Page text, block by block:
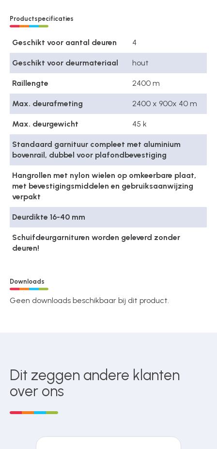
Productspecificaties
Geschikt voor aantal deuren 4
Geschikt voor deurmateriaal hout
Raillengte 2400 m
Max. deurafmeting 2400 x 900x 40 m
Max. deurgewicht 45 k
Standaard garnituur compleet met aluminium
bovenrail, dubbel voor plafondbevestiging
Hangrollen met nylon wielen op omkeerbare plaat,
met bevestigingsmiddelen en gebruiksaanwijzing
verpakt
Deurdikte 16-40 mm
Schuifdeurgarnituren worden geleverd zonder
deuren!
Downloads
Geen downloads beschikbaar bij dit product.
Dit zeggen andere klanten
over ons